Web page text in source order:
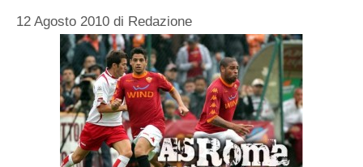
12 Agosto 2010 di Redazione